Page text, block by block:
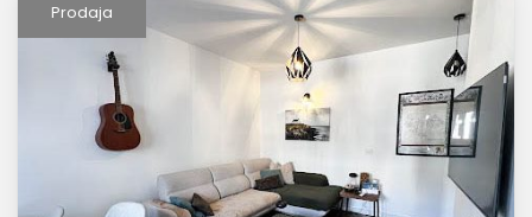
Prodaja